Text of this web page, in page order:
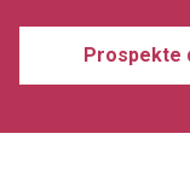
Prospekte